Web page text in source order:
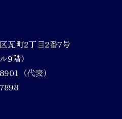
瓦町2丁目2番7号
9階）
（代表）